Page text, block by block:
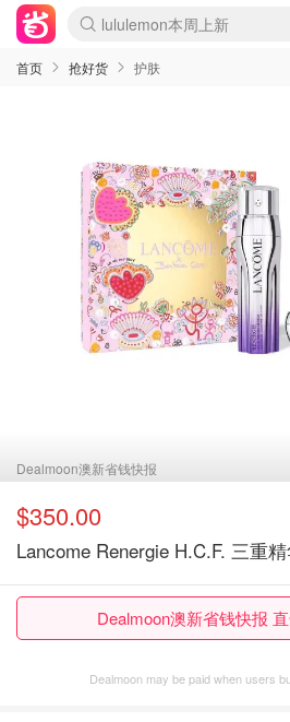
lululemon本周上新
Sasa美妆护肤3.5折
SSENSE年中3折
FreshBeauty好价汇总
Cettire降价+叠9折
Farfetch折上8折
WWS Coles超市实拍
viagogo二手票捡漏
Myer清仓1折起
The Outnet奢牌1折起
David Jones 3折起
Flannels大牌1折
Perfumes Club护肤1折
AMIRO返校季6.2折
Oweek抽奖送Airpods
Amazon折扣汇总
eToro入金$200送$50
Amazon数码好物
ICONIC本周7.5折
ThedoubleF高奢地板价
Moose Knuckles 6折
丝芙兰5折起
EUFY官网3.7折起
Selenichast首饰2折
Trip机票酒店促销
YSL送5件彩妆礼
Amazon家居好物
BIGBANG巡演开票
David Jones时尚3折
Amazon美妆护肤
雅漾大喷$8
过敏原检测盒$33
伊索独家赠50ml沐浴露
科颜氏送高保湿面霜
SEALIFE海洋馆门票6折
丝塔芙大白罐$16
订阅Newsletter送香薰
Cult Beauty 6.8折
Harrods圣诞日历2.3折
LN-CC奢牌私促3折
d'Alba空姐喷雾$16
EVE LOM套装逆天2折
Bernardelli独家4折
Adore Beauty 6折起
CT圣诞日历
Mytheresa奢品2.7折
首页 抢好货 护肤
Dealmoon澳新省钱快报
$350.00
Lancome Renergie H.C.F. 三重
Dealmoon澳新省钱快报
Dealmoon may be paid when users